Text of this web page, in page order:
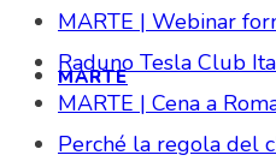
MARTE
MARTE | Webinar
Raduno Tesla Club
MARTE | Cena a
Perché la regola del